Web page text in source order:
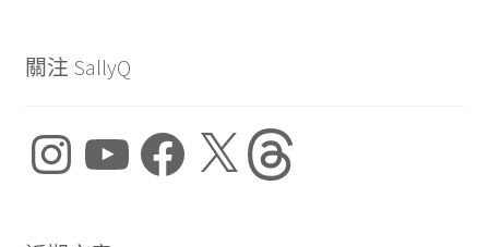
關注 SallyQ
InstagramYouTube Facebook Threads